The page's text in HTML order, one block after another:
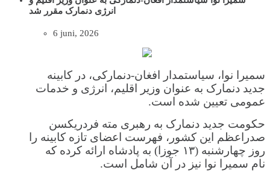
انرژی دنمارک مقرر شد
6 juni, 2026
سمیرا نوا، سیاستمدار افغان‌-دنمارکی، در کابینه
جدید دنمارک به عنوان وزیر اقلیم، انرژی و خدمات
عمومی تعیین شده است.
حکومت جدید دنمارک به رهبری مته فردریکسن
صدراعظم این کشور، فهرست اعضای تازه کابینه را
روز چهارشنبه (۱۳ جوزا) به پادشاه ارائه کرده که
نام سمیرا نوا نیز در آن شامل است.